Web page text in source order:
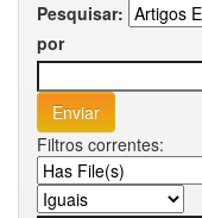
Pesquisar:
por
Filtros correntes: